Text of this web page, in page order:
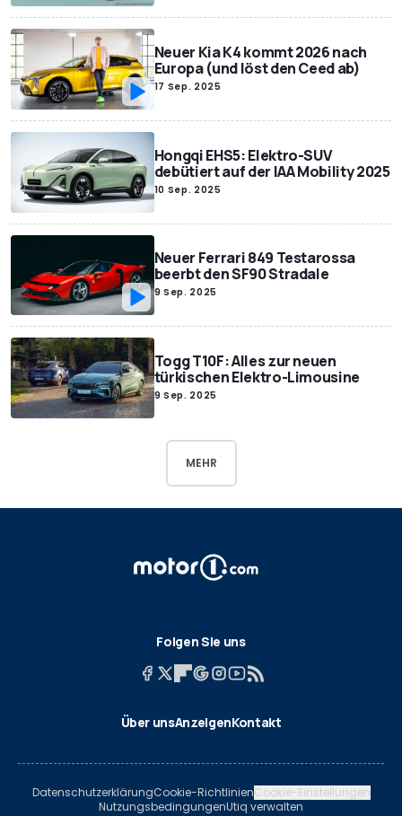
Neuer Kia K4 kommt 2026 nach
Europa (und löst den Ceed ab)
17 Sep. 2025
Hongqi EHS5: Elektro-SUV
debütiert auf der IAA Mobility 2025
10 Sep. 2025
Neuer Ferrari 849 Testarossa
beerbt den SF90 Stradale
9 Sep. 2025
Togg T10F: Alles zur neuen
türkischen Elektro-Limousine
9 Sep. 2025
MEHR
Folgen Sie uns
Über unsAnzeigenKontakt
DatenschutzerklärungCookie-RichtlinienCookie-Einstellungen
NutzungsbedingungenUtiq verwalten